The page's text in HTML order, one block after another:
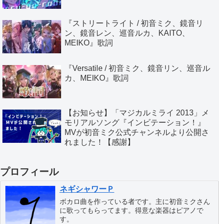
『ストリートライト / 初音ミク、鏡音リ
ン、鏡音レン、巡音ルカ、KAITO、
MEIKO』歌詞
『Versatile / 初音ミク、鏡音リン、巡音ル
カ、MEIKO』歌詞
【お知らせ】「マジカルミライ 2013」メ
モリアルソング『インビテーション！』
MVが初音ミク公式チャンネルより公開さ
れました！【感謝】
プロフィール
ネギシャワーＰ
ボカロ曲を作っている者です。主に初音ミクさん
に歌ってもらってます。得意な楽器はピアノで
す。